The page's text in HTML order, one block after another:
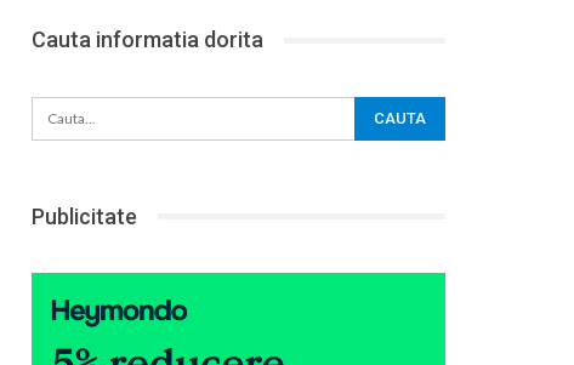
Cauta informatia dorita
Publicitate